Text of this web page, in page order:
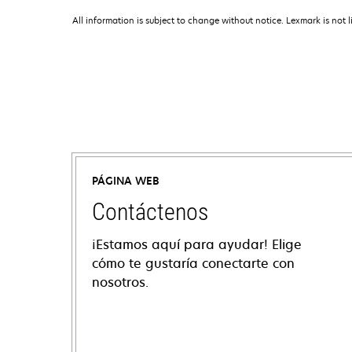
All information is subject to change without notice. Lexmark is not
PÁGINA WEB
Contáctenos
¡Estamos aquí para ayudar! Elige
cómo te gustaría conectarte con
nosotros.